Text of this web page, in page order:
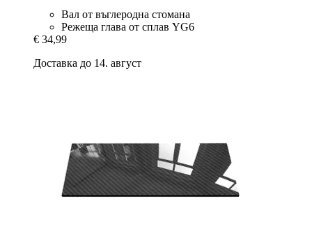
Вал от въглеродна стомана
Режеща глава от сплав YG6
€ 34,99
Доставка до 14. август